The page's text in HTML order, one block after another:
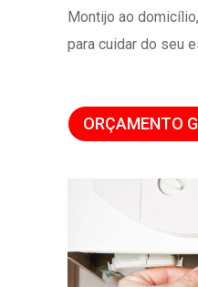
Montijo ao
para cuidar do seu
ORÇAMENTO